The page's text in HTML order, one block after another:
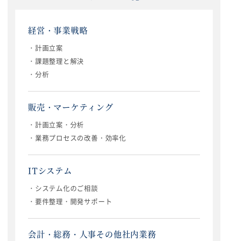
経営・事業戦略
・計画立案
・課題整理と解決
・分析
販売・マーケティング
・計画立案・分析
・業務プロセスの改善・効率化
ITシステム
・システム化のご相談
・要件整理・開発サポート
会計・総務・人事その他社内業務